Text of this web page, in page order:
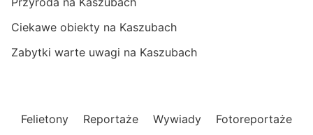
Ciekawe obiekty na Kaszubach
Zabytki warte uwagi na Kaszubach
Felietony Reportaże Wywiady
Fotoreportaże